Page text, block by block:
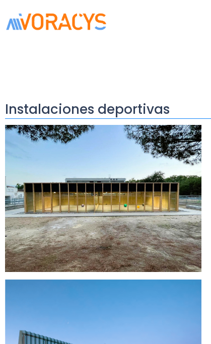
Instalaciones deportivas